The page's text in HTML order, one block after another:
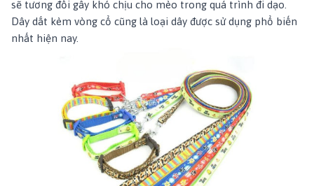
sẽ tương đối gây khó chịu cho mèo trong quá trình đi dạo.
Dây dắt kèm vòng cổ cũng là loại dây được sử dụng phổ biến
nhất hiện nay.